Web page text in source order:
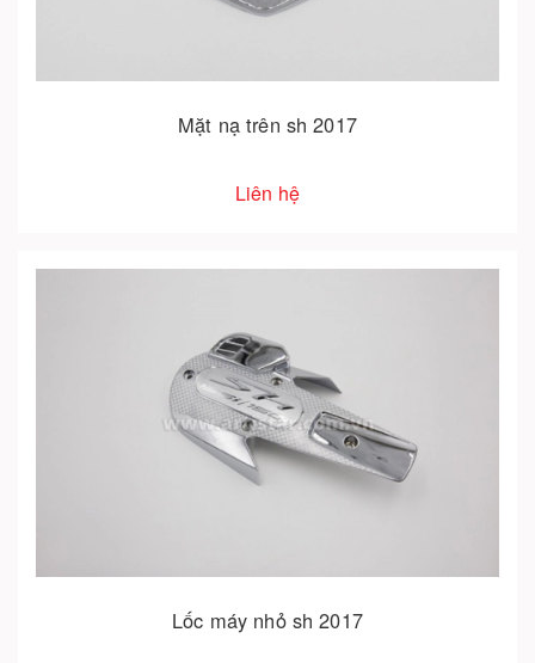
Mặt nạ trên sh 2017
Liên hệ
Lốc máy nhỏ sh 2017